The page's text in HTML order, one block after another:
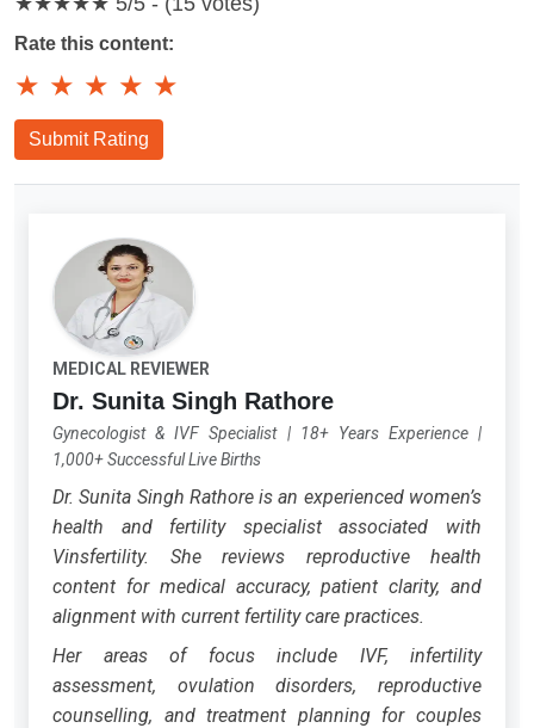
Rate this content:
★ ★ ★ ★ ★
Submit Rating
MEDICAL REVIEWER
Dr. Sunita Singh Rathore
Gynecologist & IVF Specialist| 18+ Years Experience|
1,000+ Successful Live Births
Dr. Sunita Singh Rathore is an experienced women’s
health and fertility specialist associated with
Vinsfertility. She reviews reproductive health
content for medical accuracy, patient clarity, and
alignment with current fertility care practices.
Her areas of focus include IVF, infertility
assessment, ovulation disorders, reproductive
counselling, and treatment planning for couples